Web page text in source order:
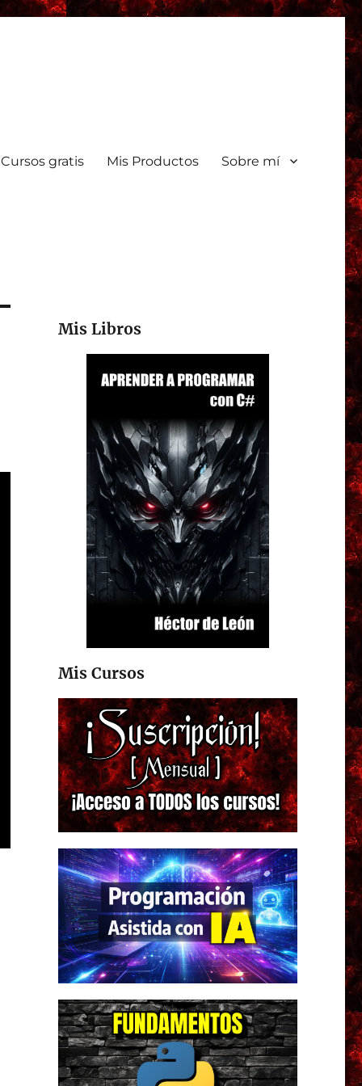
Cursos gratis Mis Productos Sobre mí
Mis Libros
Mis Cursos